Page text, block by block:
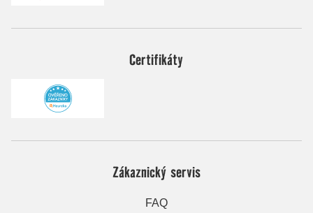
Certifikáty
Zákaznický servis
FAQ